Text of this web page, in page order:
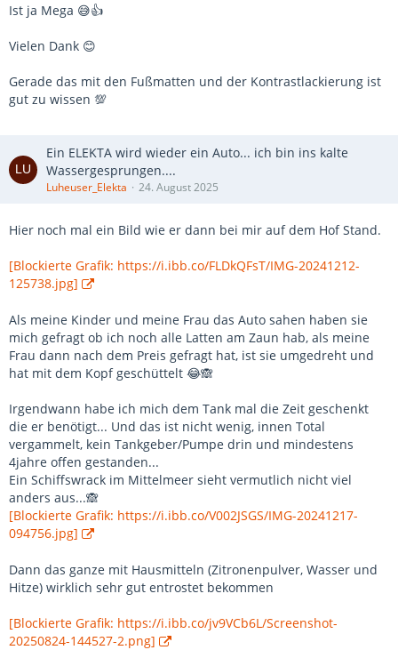
Ist ja Mega 😅👍
Vielen Dank 😊
Gerade das mit den Fußmatten und der Kontrastlackierung ist
gut zu wissen 💯
Ein ELEKTA wird wieder ein Auto... ich bin ins kalte
Wassergesprungen....
Luheuser_Elekta 24. August 2025
Hier noch mal ein Bild wie er dann bei mir auf dem Hof Stand.
[Blockierte Grafik: https://i.ibb.co/FLDkQFsT/IMG-20241212-
125738.jpg]
Als meine Kinder und meine Frau das Auto sahen haben sie
mich gefragt ob ich noch alle Latten am Zaun hab, als meine
Frau dann nach dem Preis gefragt hat, ist sie umgedreht und
hat mit dem Kopf geschüttelt 😂🙈
Irgendwann habe ich mich dem Tank mal die Zeit geschenkt
die er benötigt... Und das ist nicht wenig, innen Total
vergammelt, kein Tankgeber/Pumpe drin und mindestens
4jahre offen gestanden...
Ein Schiffswrack im Mittelmeer sieht vermutlich nicht viel
anders aus...🙈
[Blockierte Grafik: https://i.ibb.co/V002JSGS/IMG-20241217-
094756.jpg]
Dann das ganze mit Hausmitteln (Zitronenpulver, Wasser und
Hitze) wirklich sehr gut entrostet bekommen
[Blockierte Grafik: https://i.ibb.co/jv9VCb6L/Screenshot-
20250824-144527-2.png]